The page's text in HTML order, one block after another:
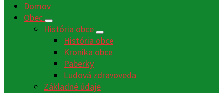
Domov
Obec
História obce
História obce
Kronika obce
Paberky
Ľudová zdravoveda
Základné údaje